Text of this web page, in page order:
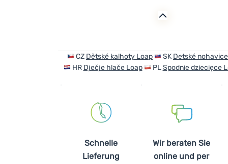
CZ Dětské kalhoty Loap SK Detské
HR Dječje hlače Loap PLSpodnie dziecięce
Schnelle
Lieferung
Wir beraten Sie
online und per